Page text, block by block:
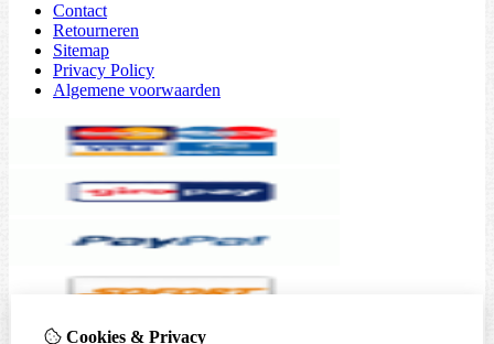
Contact
Retourneren
Sitemap
Privacy Policy
Algemene voorwaarden
Cookies & Privacy